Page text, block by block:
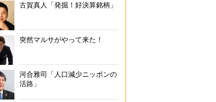
古賀真人「発掘！好決算銘柄」
突然マルサがやって来た！
河合雅司「人口減少ニッポンの
活路」